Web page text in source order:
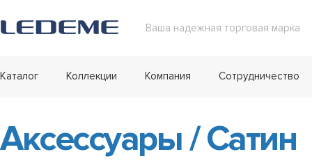
Ваша надежная торговая марка
Каталог Коллекции Компания Сотрудничество
Аксессуары/Сатин